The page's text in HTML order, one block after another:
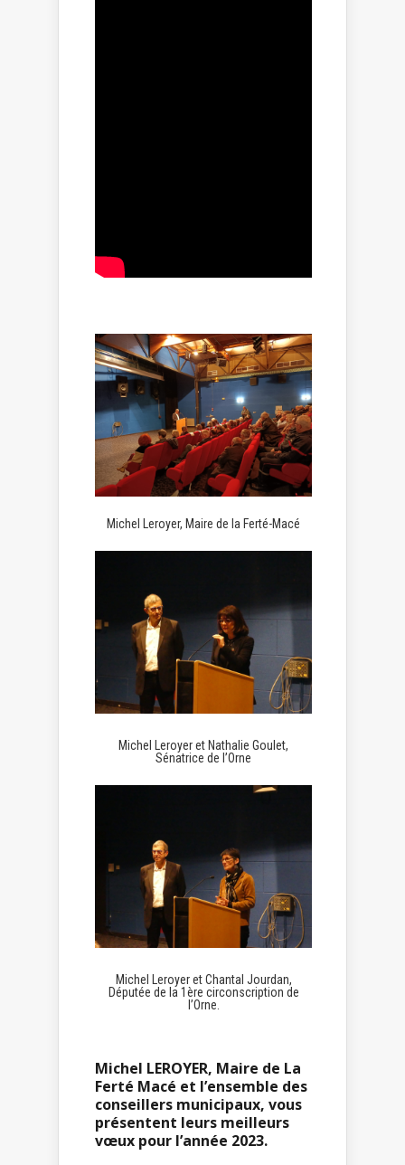
Michel Leroyer, Maire de la Ferté-Macé
Michel Leroyer et Nathalie Goulet,
Sénatrice de l’Orne
Michel Leroyer et Chantal Jourdan,
Députée de la 1ère circonscription de
l’Orne.
Michel LEROYER, Maire de La
Ferté Macé et l’ensemble des
conseillers municipaux, vous
présentent leurs meilleurs
vœux pour l’année 2023.